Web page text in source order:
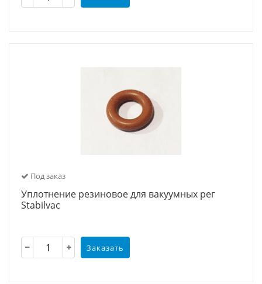
Под заказ
Уплотнение резиновое для вакуумных рег
Stabilvac
Заказать